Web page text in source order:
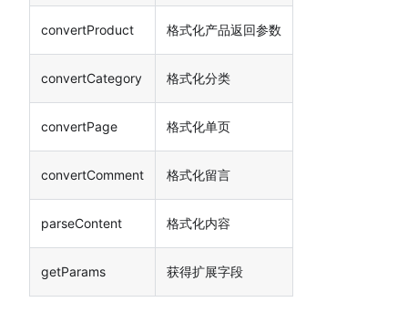
convertProduct 格式化产品返回参数
convertCategory 格式化分类
convertPage 格式化单页
convertComment 格式化留言
parseContent 格式化内容
getParams 获得扩展字段